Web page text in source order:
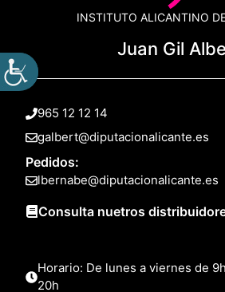
INSTITUTO ALICANTINO
Juan Gil
965 12 12 14
galbert@diputacionalicante.es
Pedidos:
lbernabe@diputacionalicante.es
Consulta nuetros
Horario: De lunes a viernes de
20h